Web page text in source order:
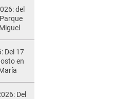
del
Del 17
en
Del